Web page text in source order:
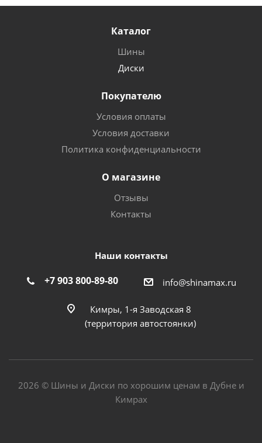
Каталог
Шины
Диски
Покупателю
Условия оплаты
Условия доставки
Политика конфиденциальности
О магазине
Отзывы
Контакты
Наши контакты
+7 903 800-89-80 info@shinamax.ru
Кимры, 1-я Заводская 8
(территория автостоянки)
2026 © Шины и Диски по хорошим ценам в Дубне и
Кимрах